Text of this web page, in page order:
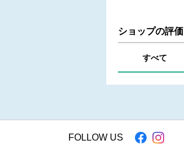
ショップの評価
すべて
FOLLOW US